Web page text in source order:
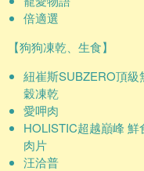
倍適選
【狗狗凍乾、生食】
紐崔斯SUBZERO頂級
穀凍乾
愛呷肉
HOLISTIC超越巔峰 鮮
肉片
汪洽普